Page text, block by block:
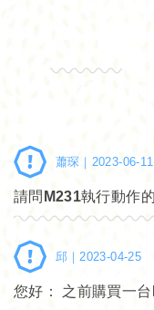
蕭琛｜ 2023-06-11
邱｜2023-04-25